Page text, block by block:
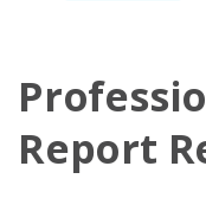
Report